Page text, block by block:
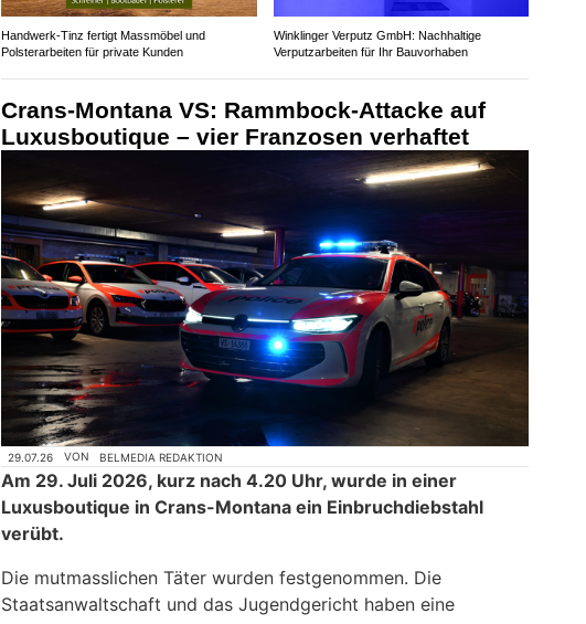
Handwerk-Tinz fertigt Massmöbel und
Polsterarbeiten für private Kunden
Winklinger Verputz GmbH: Nachhaltige
Verputzarbeiten für Ihr Bauvorhaben
Crans-Montana VS: Rammbock-Attacke auf
Luxusboutique – vier Franzosen verhaftet
29.07.26 VON BELMEDIA REDAKTION
Am 29. Juli 2026, kurz nach 4.20 Uhr, wurde in einer
Luxusboutique in Crans-Montana ein Einbruchdiebstahl
verübt.
Die mutmasslichen Täter wurden festgenommen. Die
Staatsanwaltschaft und das Jugendgericht haben eine